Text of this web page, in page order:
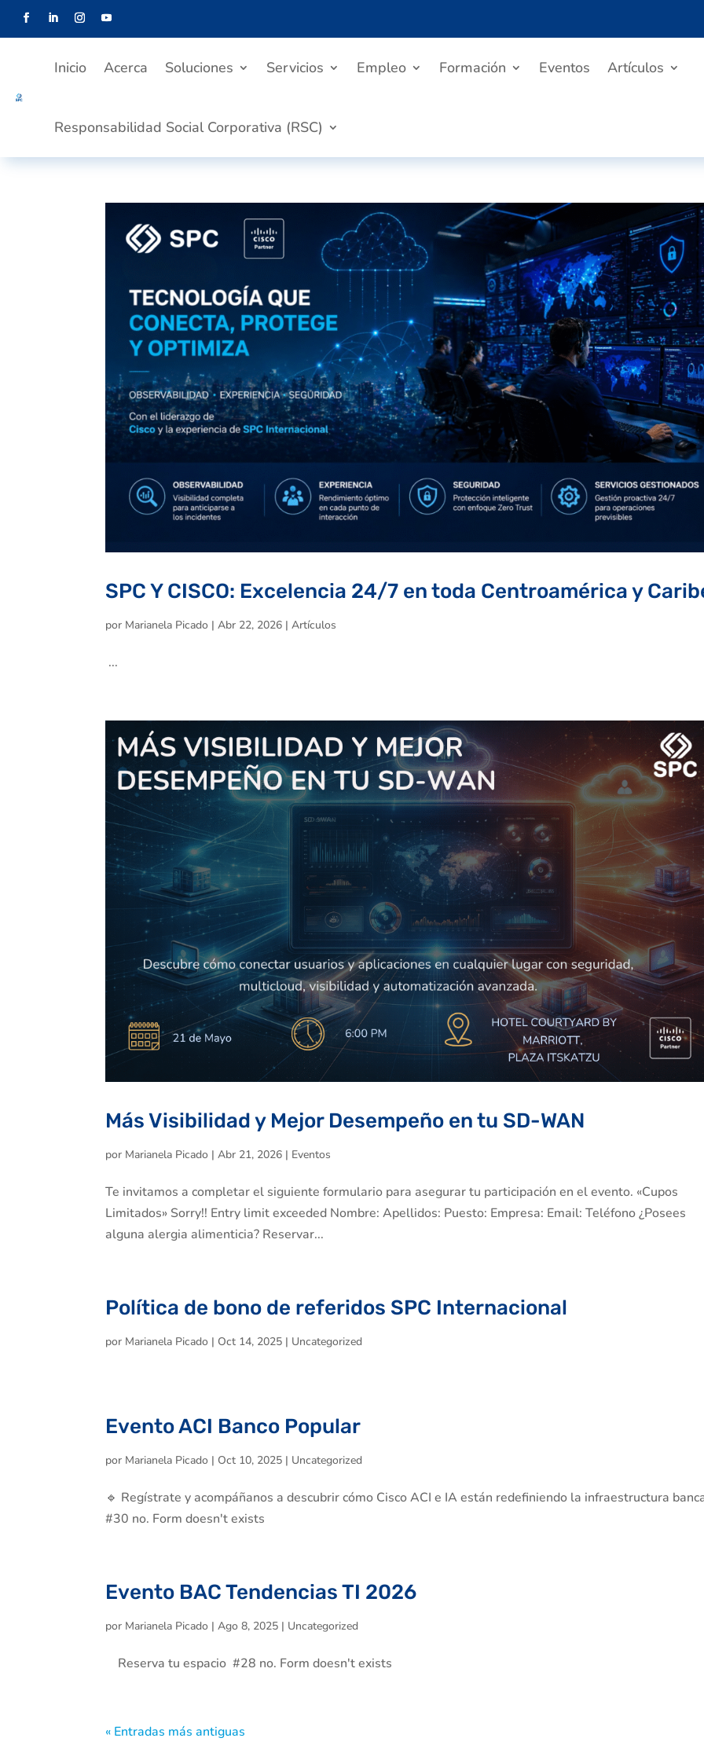
Inicio Acerca Soluciones Servicios Empleo Formación Eventos Artículos
Responsabilidad Social Corporativa (RSC)
SPC Y CISCO: Excelencia 24/7 en toda Centroamérica y
por Marianela Picado |Abr 22, 2026 |Artículos
...
Más Visibilidad y Mejor Desempeño en tu SD-WAN
por Marianela Picado |Abr 21, 2026 | Eventos
Te invitamos a completar el siguiente formulario para asegurar tu participación en el evento. «Cupos
Limitados» Sorry!! Entry limit exceeded Nombre: Apellidos: Puesto: Empresa: Email: Teléfono ¿Posees
alguna alergia alimenticia? Reservar...
Política de bono de referidos SPC Internacional
por Marianela Picado | Oct 14, 2025 | Uncategorized
Evento ACI Banco Popular
por Marianela Picado | Oct 10, 2025 | Uncategorized
🔹 Regístrate y acompáñanos a descubrir cómo Cisco ACI e IA están redefiniendo la infraestructura
#30 no. Form doesn't exists
Evento BAC Tendencias TI 2026
por Marianela Picado |Ago 8, 2025 | Uncategorized
Reserva tu espacio #28 no. Form doesn't exists
« Entradas más antiguas